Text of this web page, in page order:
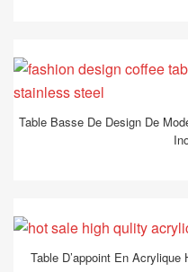
Table Basse De Design De
Table D’appoint En